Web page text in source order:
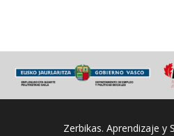
Zerbikas. Aprendizaje y